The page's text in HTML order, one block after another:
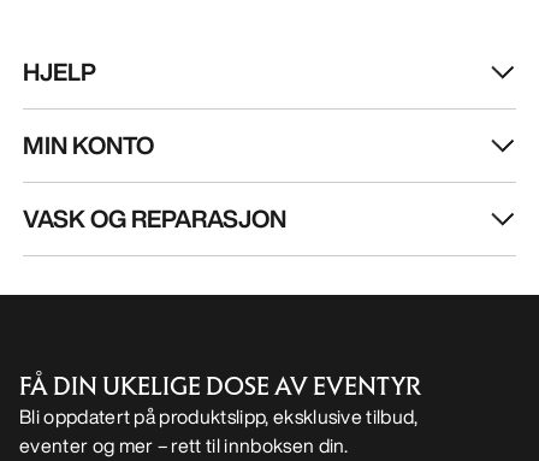
HJELP
MIN KONTO
VASK OG REPARASJON
FÅ DIN UKELIGE DOSE AV EVENTYR
Bli oppdatert på produktslipp, eksklusive tilbud,
eventer og mer – rett til innboksen din.